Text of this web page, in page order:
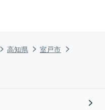
高知県
室戸市